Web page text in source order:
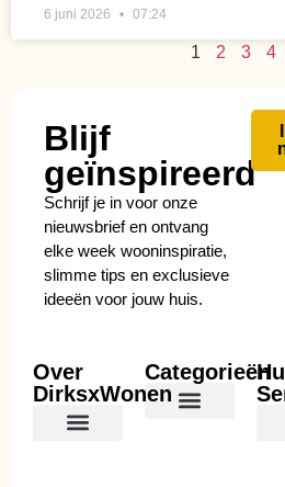
6 juni 2026 07:24
1 2 3 4
Blijf
geïnspireerd
Schrijf je in voor onze
nieuwsbrief en ontvang
elke week wooninspiratie,
slimme tips en exclusieve
ideeën voor jouw huis.
Over
DirksxWonen
Categorieën